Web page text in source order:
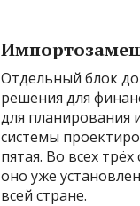
Отдельный блок
решения для
для планирования
системы
пятая. Во всех
оно уже
всей стране.